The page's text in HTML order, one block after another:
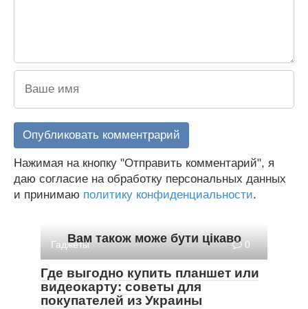
Нажимая на кнопку "Отправить комментарий", я
даю согласие на обработку персональных данных
и принимаю политику конфиденциальности.
Вам також може бути цікаво
Гаджеты 0
Где выгодно купить планшет или
видеокарту: советы для
покупателей из Украины